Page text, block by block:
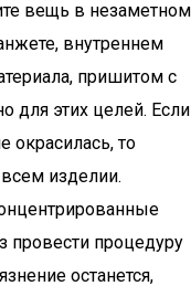
вещь в незаметном
внутреннем
пришитом с
для этих целей. Если
окрасилась, то
изделии.
провести процедуру
останется,